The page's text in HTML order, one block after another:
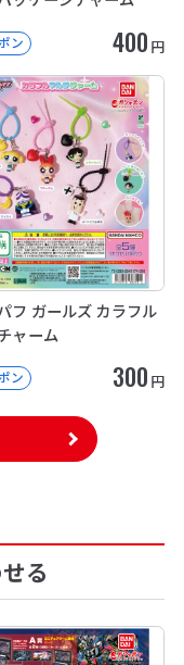
ン 400 円
フ ガールズ カラフル
ャーム
ン 300 円
る